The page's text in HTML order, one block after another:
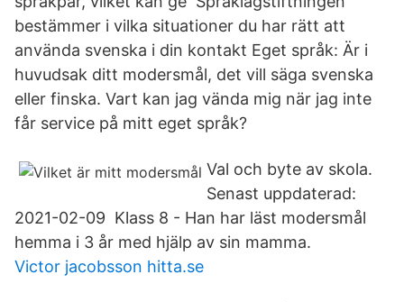
bestämmer i vilka situationer du har rätt att
använda svenska i din kontakt Eget språk: Är i
huvudsak ditt modersmål, det vill säga svenska
eller finska. Vart kan jag vända mig när jag inte
får service på mitt eget språk?
Val och byte av skola.
Senast uppdaterad:
2021-02-09 Klass 8 - Han har läst modersmål
hemma i 3 år med hjälp av sin mamma.
Victor jacobsson hitta.se